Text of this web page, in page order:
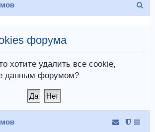
с
форума
хотите удалить все cookie,
данным форумом?